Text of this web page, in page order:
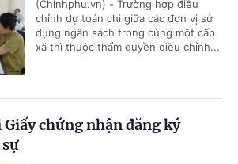
(Chinhphu.vn) - Trường hợp điều
chỉnh dự toán chi giữa các đơn vị sử
dụng ngân sách trong cùng một cấp
xã thì thuộc thẩm quyền điều chỉnh...
chứng nhận đăng ký